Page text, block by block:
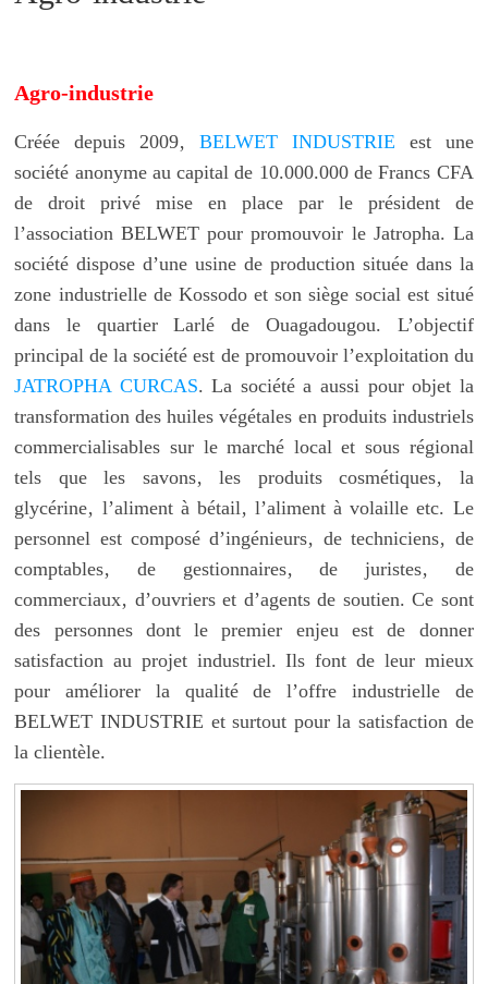
Agro-industrie
Créée depuis 2009‚ BELWET INDUSTRIE est une
société anonyme au capital de 10.000.000 de Francs CFA
de droit privé mise en place par le président de
l’association BELWET pour promouvoir le Jatropha. La
société dispose d’une usine de production située dans la
zone industrielle de Kossodo et son siège social est situé
dans le quartier Larlé de Ouagadougou. L’objectif
principal de la société est de promouvoir l’exploitation du
JATROPHA CURCAS. La société a aussi pour objet la
transformation des huiles végétales en produits industriels
commercialisables sur le marché local et sous régional
tels que les savons‚ les produits cosmétiques‚ la
glycérine‚ l’aliment à bétail‚ l’aliment à volaille etc. Le
personnel est composé d’ingénieurs‚ de techniciens‚ de
comptables‚ de gestionnaires‚ de juristes‚ de
commerciaux‚ d’ouvriers et d’agents de soutien. Ce sont
des personnes dont le premier enjeu est de donner
satisfaction au projet industriel. Ils font de leur mieux
pour améliorer la qualité de l’offre industrielle de
BELWET INDUSTRIE et surtout pour la satisfaction de
la clientèle.